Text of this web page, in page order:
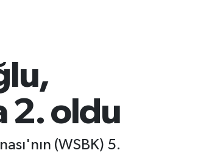
2. oldu
(WSBK) 5.